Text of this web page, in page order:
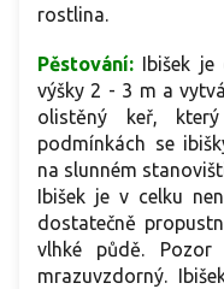
rostlina.
Pěstování: Ibišek
výšky 2 - 3 m a
olistěný keř,
podmínkách se
na slunném
Ibišek je v celku
dostatečně
vlhké půdě.
mrazuvzdorný.